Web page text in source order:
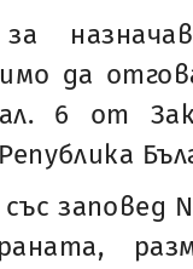
да
6 от
заповед